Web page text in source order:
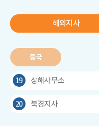
해외지사
중국
19 상해사무소
20 북경지사